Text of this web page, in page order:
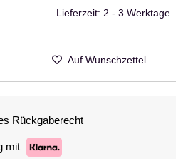
Lieferzeit: 2 - 3 Werktage
Auf Wunschzettel
Rückgaberecht
mit